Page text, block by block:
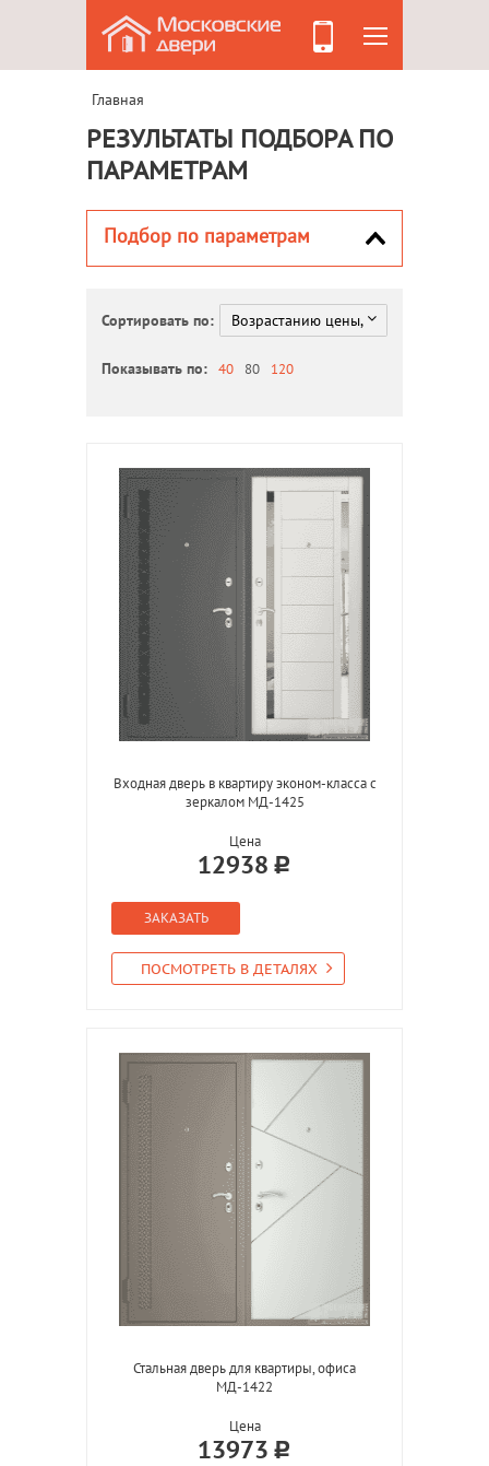
Главная
РЕЗУЛЬТАТЫ ПОДБОРА ПО
ПАРАМЕТРАМ
Подбор по параметрам
Сортировать по:
Показывать по: 40 80 120
Входная дверь в квартиру эконом-класса с
зеркалом МД-1425
Цена
12938
ЗАКАЗАТЬ
ПОСМОТРЕТЬ В ДЕТАЛЯХ
Стальная дверь для квартиры, офиса
МД-1422
Цена
13973